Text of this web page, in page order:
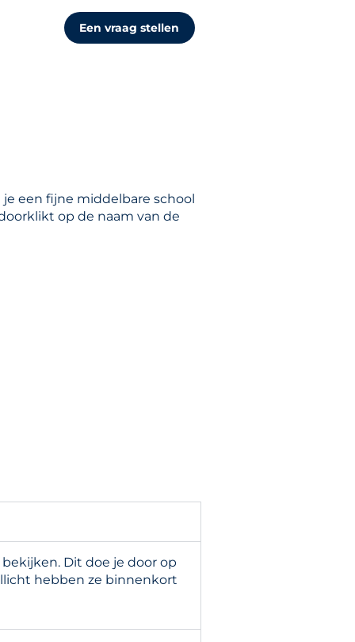
Een vraag stellen
een fijne middelbare school
op de naam van de
Dit doe je door op
hebben ze binnenkort